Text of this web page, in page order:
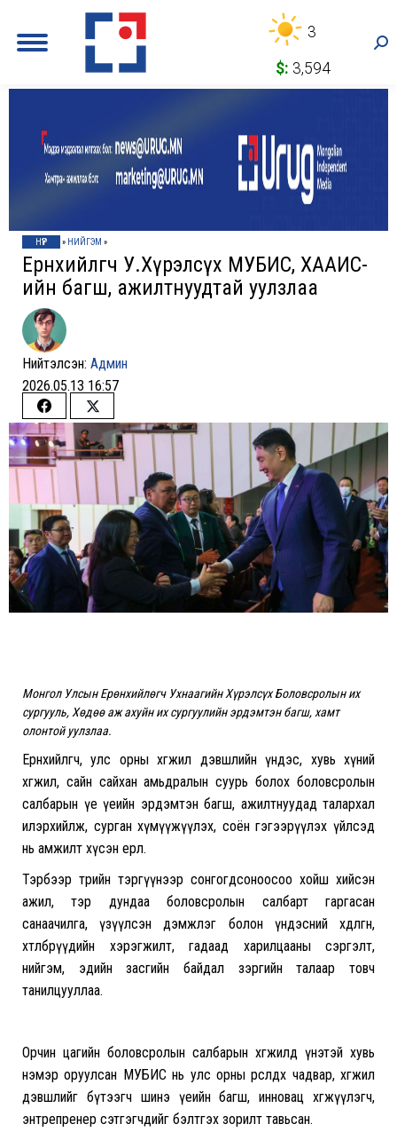
3
$: 3,594
НҮҮР » НИЙГЭМ »
Ерөнхийлөгч У.Хүрэлсүх МУБИС, ХААИС-
ийн багш, ажилтнуудтай уулзлаа
Нийтэлсэн: Админ
2026.05.13 16:57
Share
on
Facebook
Share
on
Twitter
Монгол Улсын Ерөнхийлөгч Ухнаагийн Хүрэлсүх Боловсролын их
сургууль, Хөдөө аж ахуйн их сургуулийн эрдэмтэн багш, хамт
олонтой уулзлаа.
Ерөнхийлөгч, улс орны хөгжил дэвшлийн үндэс, хувь хүний
хөгжил, сайн сайхан амьдралын суурь болох боловсролын
салбарын үе үеийн эрдэмтэн багш, ажилтнуудад талархал
илэрхийлж, сурган хүмүүжүүлэх, соён гэгээрүүлэх үйлсэд
нь амжилт хүсэн ерөөлөө.
Тэрбээр төрийн тэргүүнээр сонгогдсоноосоо хойш хийсэн
ажил, тэр дундаа боловсролын салбарт гаргасан
санаачилга, үзүүлсэн дэмжлэг болон үндэсний хөдөлгөөн,
хөтөлбөрүүдийн хэрэгжилт, гадаад харилцааны сэргэлт,
нийгэм, эдийн засгийн байдал зэргийн талаар товч
танилцууллаа.
Орчин цагийн боловсролын салбарын хөгжилд үнэтэй хувь
нэмэр оруулсан МУБИС нь улс орны өрсөлдөх чадвар, хөгжил
дэвшлийг бүтээгч шинэ үеийн багш, инновац хөгжүүлэгч,
энтрепренер сэтгэгчдийг бэлтгэх зорилт тавьсан.